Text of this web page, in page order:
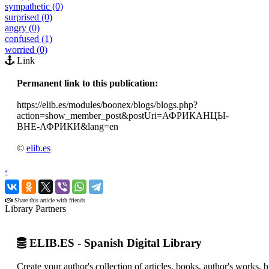
sympathetic (0)
surprised (0)
angry (0)
confused (1)
worried (0)
Link
Permanent link to this publication:
https://elib.es/modules/boonex/blogs/blogs.php?
action=show_member_post&postUri=АФРИКАНЦЫ-
ВНЕ-АФРИКИ&lang=en
© elib.es
‹
›
Share this article with friends
Library Partners
ELIB.ES - Spanish Digital Library
Create your author's collection of articles, books, author's works,